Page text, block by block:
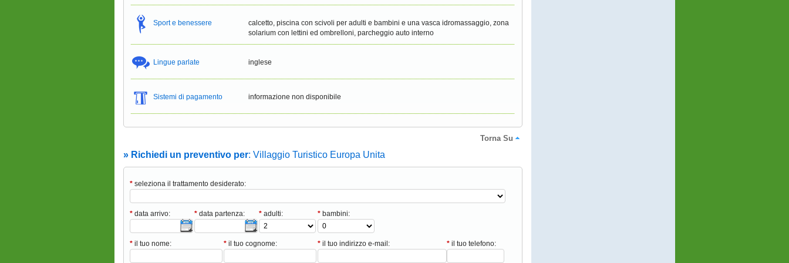
Sport e benessere
calcetto, piscina con scivoli per adulti e bambini e una vasca idromassaggio, zona
solarium con lettini ed ombrelloni, parcheggio auto interno
Lingue parlate inglese
Sistemi di pagamento informazione non disponibile
Torna Su
» Richiedi un preventivo per: Villaggio Turistico Europa Unita
*seleziona il trattamento desiderato:
*data arrivo: *data partenza: *adulti: *bambini:
*il tuo nome: *il tuo cognome: *il tuo indirizzo e-mail: *il tuo telefono: